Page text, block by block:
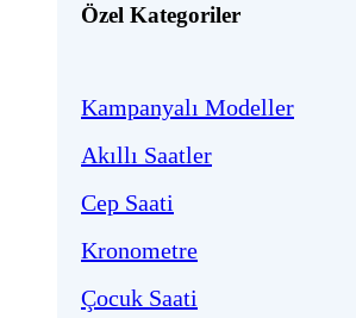
Özel Kategoriler
Kampanyalı Modeller
Akıllı Saatler
Cep Saati
Kronometre
Çocuk Saati